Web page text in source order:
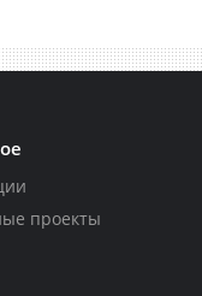
проекты